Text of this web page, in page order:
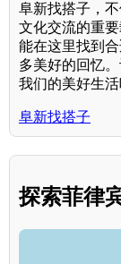
阜新找搭子，
文化交流的重
能在这里找到
多美好的回忆
我们的美好生活
阜新找搭子
探索菲律